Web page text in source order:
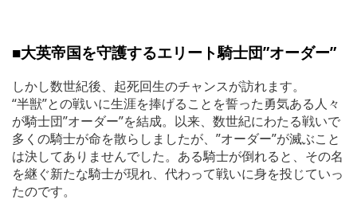
■大英帝国を守護するエリート騎士団”オーダー”
しかし数世紀後、起死回生のチャンスが訪れます。
“半獣”との戦いに生涯を捧げることを誓った勇気ある人々
が騎士団”オーダー”を結成。以来、数世紀にわたる戦いで
多くの騎士が命を散らしましたが、”オーダー”が滅ぶこと
は決してありませんでした。ある騎士が倒れると、その名
を継ぐ新たな騎士が現れ、代わって戦いに身を投じていっ
たのです。